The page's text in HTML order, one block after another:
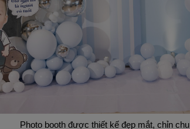
Photo booth được thiết kế đẹp mắt, chỉn chu